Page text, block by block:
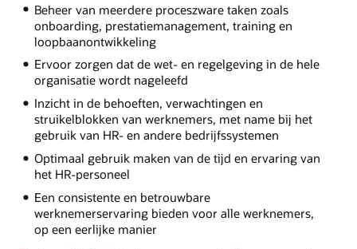
Beheer van meerdere proceszware taken zoals
onboarding, prestatiemanagement, training en
loopbaanontwikkeling
Ervoor zorgen dat de wet- en regelgeving in de hele
organisatie wordt nageleefd
Inzicht in de behoeften, verwachtingen en
struikelblokken van werknemers, met name bij het
gebruik van HR- en andere bedrijfssystemen
Optimaal gebruik maken van de tijd en ervaring van
het HR-personeel
Een consistente en betrouwbare
werknemerservaring bieden voor alle werknemers,
op een eerlijke manier